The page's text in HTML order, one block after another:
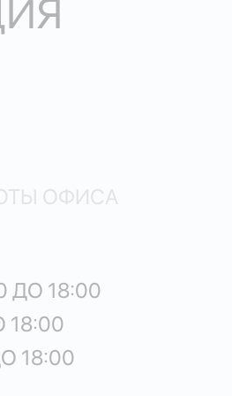
ОФИСА
ДО 18:00
18:00
18:00